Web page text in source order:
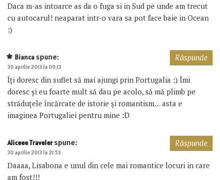
Daca m-as intoarce as da o fuga si in Sud pe unde am trecut
cu autocarul! neaparat intr-o vara sa pot face baie in Ocean
:)
Bianca spune:
30 aprilie 2013 la 09:13
Îți doresc din suflet să mai ajungi prin Portugalia :) Îmi
doresc și eu foarte mult să dau pe acolo, să mă plimb pe
străduțele încărcate de istorie și romantism… asta e
imaginea Portugaliei pentru mine :D
Răspunde
Aliceee Traveler spune:
30 aprilie 2013 la 21:53
Daaaa, Lisabona e unul din cele mai romantice locuri in care
am fost!!!
Răspunde